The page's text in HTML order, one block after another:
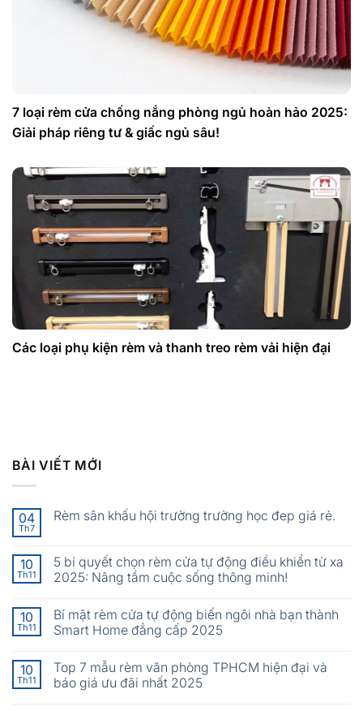
7 loại rèm cửa chống nắng phòng ngủ hoàn hảo 2025:
Giải pháp riêng tư & giấc ngủ sâu!
Các loại phụ kiện rèm và thanh treo rèm vải hiện đại
BÀI VIẾT MỚI
04
Th7
Rèm sân khấu hội trường trường học đep giá rẻ.
10
Th11
5 bí quyết chọn rèm cửa tự động điều khiển từ xa
2025: Nâng tầm cuộc sống thông minh!
10
Th11
Bí mật rèm cửa tự động biến ngôi nhà bạn thành
Smart Home đẳng cấp 2025
10
Th11
Top 7 mẫu rèm văn phòng TPHCM hiện đại và
báo giá ưu đãi nhất 2025